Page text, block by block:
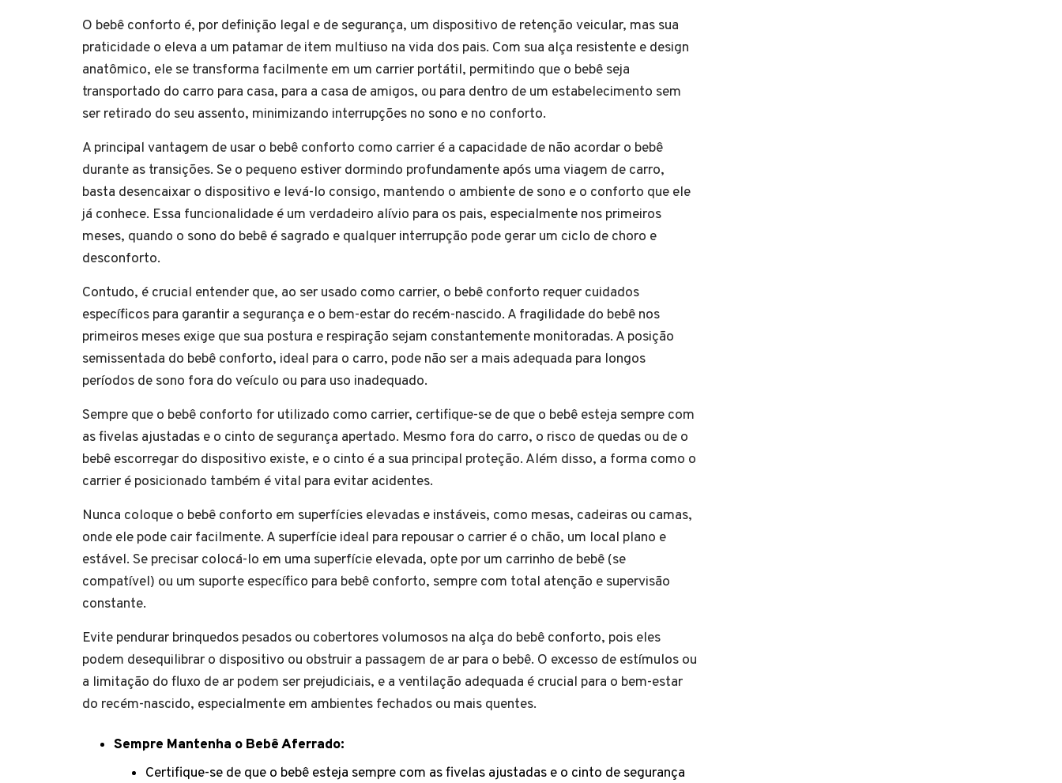
O bebê conforto é, por definição legal e de segurança, um dispositivo de retenção veicular, mas sua
praticidade o eleva a um patamar de item multiuso na vida dos pais. Com sua alça resistente e design
anatômico, ele se transforma facilmente em um carrier portátil, permitindo que o bebê seja
transportado do carro para casa, para a casa de amigos, ou para dentro de um estabelecimento sem
ser retirado do seu assento, minimizando interrupções no sono e no conforto.
A principal vantagem de usar o bebê conforto como carrier é a capacidade de não acordar o bebê
durante as transições. Se o pequeno estiver dormindo profundamente após uma viagem de carro,
basta desencaixar o dispositivo e levá-lo consigo, mantendo o ambiente de sono e o conforto que ele
já conhece. Essa funcionalidade é um verdadeiro alívio para os pais, especialmente nos primeiros
meses, quando o sono do bebê é sagrado e qualquer interrupção pode gerar um ciclo de choro e
desconforto.
Contudo, é crucial entender que, ao ser usado como carrier, o bebê conforto requer cuidados
específicos para garantir a segurança e o bem-estar do recém-nascido. A fragilidade do bebê nos
primeiros meses exige que sua postura e respiração sejam constantemente monitoradas. A posição
semissentada do bebê conforto, ideal para o carro, pode não ser a mais adequada para longos
períodos de sono fora do veículo ou para uso inadequado.
Sempre que o bebê conforto for utilizado como carrier, certifique-se de que o bebê esteja sempre com
as fivelas ajustadas e o cinto de segurança apertado. Mesmo fora do carro, o risco de quedas ou de o
bebê escorregar do dispositivo existe, e o cinto é a sua principal proteção. Além disso, a forma como o
carrier é posicionado também é vital para evitar acidentes.
Nunca coloque o bebê conforto em superfícies elevadas e instáveis, como mesas, cadeiras ou camas,
onde ele pode cair facilmente. A superfície ideal para repousar o carrier é o chão, um local plano e
estável. Se precisar colocá-lo em uma superfície elevada, opte por um carrinho de bebê (se
compatível) ou um suporte específico para bebê conforto, sempre com total atenção e supervisão
constante.
Evite pendurar brinquedos pesados ou cobertores volumosos na alça do bebê conforto, pois eles
podem desequilibrar o dispositivo ou obstruir a passagem de ar para o bebê. O excesso de estímulos ou
a limitação do fluxo de ar podem ser prejudiciais, e a ventilação adequada é crucial para o bem-estar
do recém-nascido, especialmente em ambientes fechados ou mais quentes.
Sempre Mantenha o Bebê Aferrado:
Certifique-se de que o bebê esteja sempre com as fivelas ajustadas e o cinto de segurança